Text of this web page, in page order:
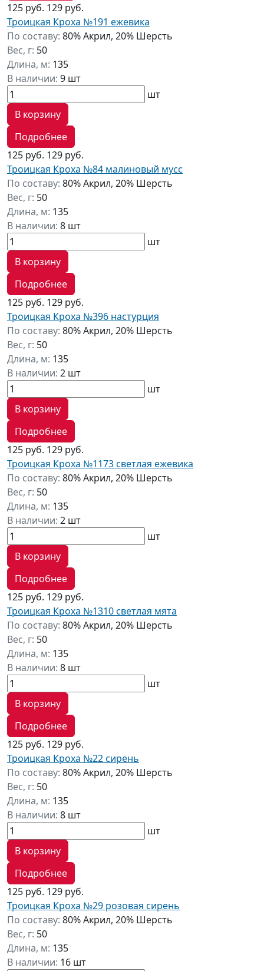
125 руб. 129 руб.
Троицкая Кроха №191 ежевика
По составу: 80% Акрил, 20% Шерсть
Вес, г: 50
Длина, м: 135
В наличии: 9 шт
шт
В корзину
Подробнее
125 руб. 129 руб.
Троицкая Кроха №84 малиновый мусс
По составу: 80% Акрил, 20% Шерсть
Вес, г: 50
Длина, м: 135
В наличии: 8 шт
шт
В корзину
Подробнее
125 руб. 129 руб.
Троицкая Кроха №396 настурция
По составу: 80% Акрил, 20% Шерсть
Вес, г: 50
Длина, м: 135
В наличии: 2 шт
шт
В корзину
Подробнее
125 руб. 129 руб.
Троицкая Кроха №1173 светлая ежевика
По составу: 80% Акрил, 20% Шерсть
Вес, г: 50
Длина, м: 135
В наличии: 2 шт
шт
В корзину
Подробнее
125 руб. 129 руб.
Троицкая Кроха №1310 светлая мята
По составу: 80% Акрил, 20% Шерсть
Вес, г: 50
Длина, м: 135
В наличии: 8 шт
шт
В корзину
Подробнее
125 руб. 129 руб.
Троицкая Кроха №22 сирень
По составу: 80% Акрил, 20% Шерсть
Вес, г: 50
Длина, м: 135
В наличии: 8 шт
шт
В корзину
Подробнее
125 руб. 129 руб.
Троицкая Кроха №29 розовая сирень
По составу: 80% Акрил, 20% Шерсть
Вес, г: 50
Длина, м: 135
В наличии: 16 шт